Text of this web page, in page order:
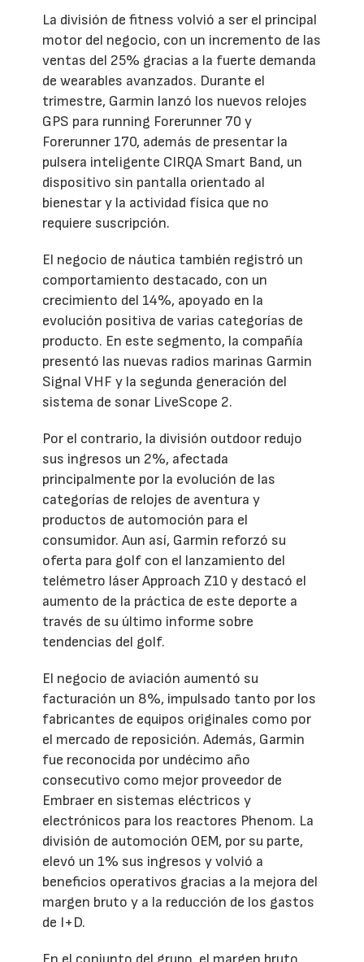
La división de fitness volvió a ser el principal
motor del negocio, con un incremento de las
ventas del 25% gracias a la fuerte demanda
de wearables avanzados. Durante el
trimestre, Garmin lanzó los nuevos relojes
GPS para running Forerunner 70 y
Forerunner 170, además de presentar la
pulsera inteligente CIRQA Smart Band, un
dispositivo sin pantalla orientado al
bienestar y la actividad física que no
requiere suscripción.
El negocio de náutica también registró un
comportamiento destacado, con un
crecimiento del 14%, apoyado en la
evolución positiva de varias categorías de
producto. En este segmento, la compañía
presentó las nuevas radios marinas Garmin
Signal VHF y la segunda generación del
sistema de sonar LiveScope 2.
Por el contrario, la división outdoor redujo
sus ingresos un 2%, afectada
principalmente por la evolución de las
categorías de relojes de aventura y
productos de automoción para el
consumidor. Aun así, Garmin reforzó su
oferta para golf con el lanzamiento del
telémetro láser Approach Z10 y destacó el
aumento de la práctica de este deporte a
través de su último informe sobre
tendencias del golf.
El negocio de aviación aumentó su
facturación un 8%, impulsado tanto por los
fabricantes de equipos originales como por
el mercado de reposición. Además, Garmin
fue reconocida por undécimo año
consecutivo como mejor proveedor de
Embraer en sistemas eléctricos y
electrónicos para los reactores Phenom. La
división de automoción OEM, por su parte,
elevó un 1% sus ingresos y volvió a
beneficios operativos gracias a la mejora del
margen bruto y a la reducción de los gastos
de I+D.